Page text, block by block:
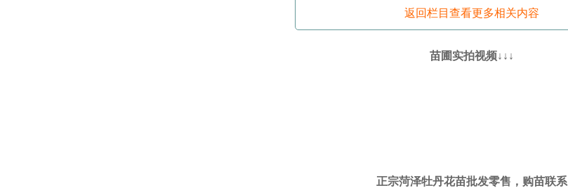
返回栏目查看更多相关内容
苗圃实拍视频↓↓↓
正宗菏泽牡丹花苗批发零售，购苗联系